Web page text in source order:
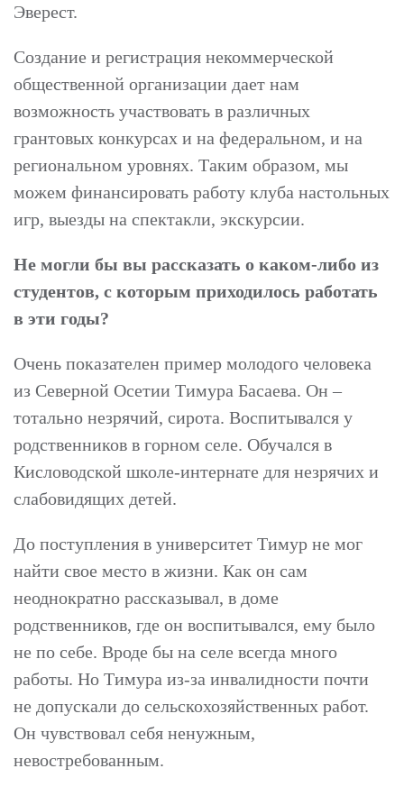
Эверест.
Создание и регистрация некоммерческой
общественной организации дает нам
возможность участвовать в различных
грантовых конкурсах и на федеральном, и на
региональном уровнях. Таким образом, мы
можем финансировать работу клуба настольных
игр, выезды на спектакли, экскурсии.
Не могли бы вы рассказать о каком-либо из
студентов, с которым приходилось работать
в эти годы?
Очень показателен пример молодого человека
из Северной Осетии Тимура Басаева. Он –
тотально незрячий, сирота. Воспитывался у
родственников в горном селе. Обучался в
Кисловодской школе-интернате для незрячих и
слабовидящих детей.
До поступления в университет Тимур не мог
найти свое место в жизни. Как он сам
неоднократно рассказывал, в доме
родственников, где он воспитывался, ему было
не по себе. Вроде бы на селе всегда много
работы. Но Тимура из-за инвалидности почти
не допускали до сельскохозяйственных работ.
Он чувствовал себя ненужным,
невостребованным.